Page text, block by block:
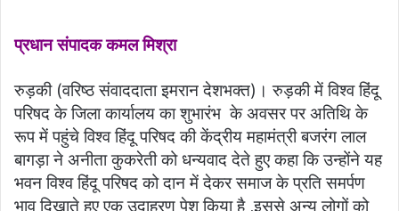
प्रधान संपादक कमल मिश्रा
रुड़की (वरिष्ठ संवाददाता इमरान देशभक्त)। रुड़की में विश्व हिंदू
परिषद के जिला कार्यालय का शुभारंभ के अवसर पर अतिथि के
रूप में पहुंचे विश्व हिंदू परिषद की केंद्रीय महामंत्री बजरंग लाल
बागड़ा ने अनीता कुकरेती को धन्यवाद देते हुए कहा कि उन्होंने यह
भवन विश्व हिंदू परिषद को दान में देकर समाज के प्रति समर्पण
भाव दिखाते हुए एक उदाहरण पेश किया है ,इससे अन्य लोगों को